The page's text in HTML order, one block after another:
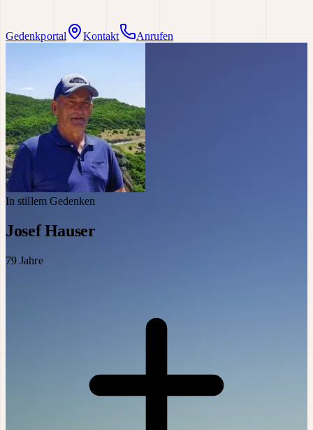
Gedenkportal Kontakt Anrufen
In stillem Gedenken
Josef Hauser
79 Jahre